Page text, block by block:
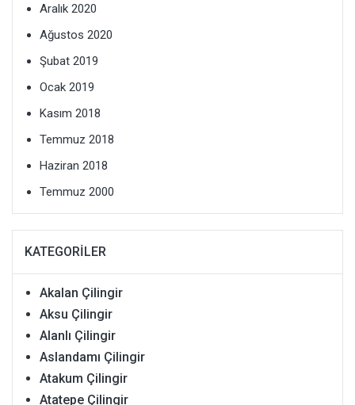
Aralık 2020
Ağustos 2020
Şubat 2019
Ocak 2019
Kasım 2018
Temmuz 2018
Haziran 2018
Temmuz 2000
KATEGORILER
Akalan Çilingir
Aksu Çilingir
Alanlı Çilingir
Aslandamı Çilingir
Atakum Çilingir
Atatepe Çilingir